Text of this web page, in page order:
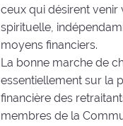
ceux qui désirent venir
spirituelle,
moyens financiers.
La bonne marche de
essentiellement sur la
financière des
membres de la